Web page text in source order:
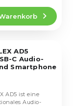
AD5
C Audio-
Smartphone
AD5 ist eine
Audio-